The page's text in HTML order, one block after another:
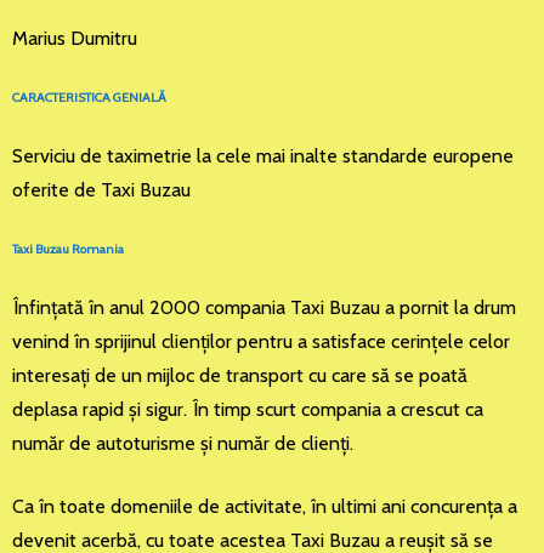
Marius Dumitru
CARACTERISTICA GENIALĂ
Serviciu de taximetrie la cele mai inalte standarde europene
oferite de Taxi Buzau
Taxi Buzau Romania
Înfinţată în anul 2000 compania Taxi Buzau a pornit la drum
venind în sprijinul clienţilor pentru a satisface cerinţele celor
interesaţi de un mijloc de transport cu care să se poată
deplasa rapid şi sigur. În timp scurt compania a crescut ca
număr de autoturisme şi număr de clienţi.
Ca în toate domeniile de activitate, în ultimi ani concurenţa a
devenit acerbă, cu toate acestea Taxi Buzau a reuşit să se